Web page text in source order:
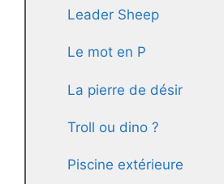
Leader Sheep
Le mot en P
La pierre de désir
Troll ou dino ?
Piscine extérieure